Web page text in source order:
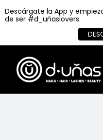
contenido
Descárgate la App y
de ser #d_uñaslovers